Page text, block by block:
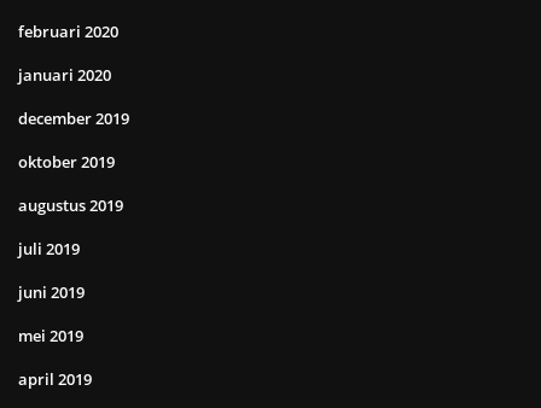
februari 2020
januari 2020
december 2019
oktober 2019
augustus 2019
juli 2019
juni 2019
mei 2019
april 2019